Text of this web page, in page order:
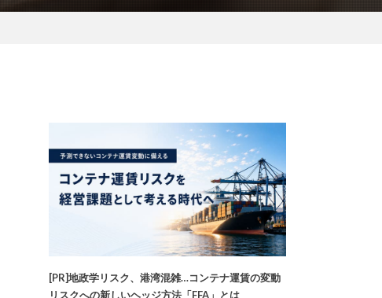
[PR]地政学リスク、港湾混雑…コンテナ運賃の変動
リスクへの新しいヘッジ方法「FFA」とは